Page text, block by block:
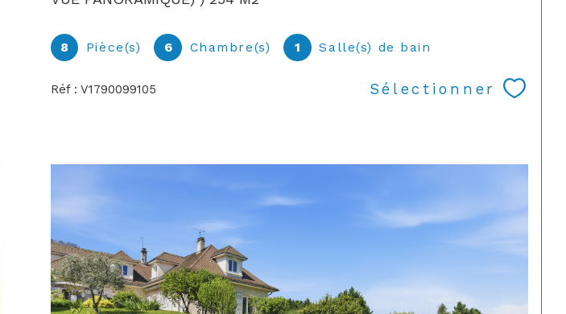
8 Pièce(s) 6 Chambre(s) 1 Salle(s) de bain
Réf : V1790099105 Sélectionner